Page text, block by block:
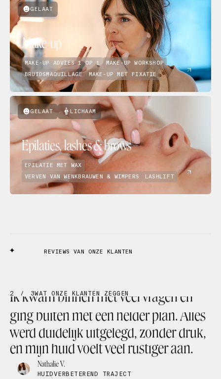
GELAAT
Make-up
MAKE-UP ADVIES 1 OP 1
MAKE-UP WORKSHOP
BRUIDSMAQUILLAGE
MAKE-UP MET FIXATIE
GELAAT LICHAAM
Epilaties, lashes & brows
EPILATIE MET WAX
VERVEN VAN WENKBRAUWEN & WIMPERS
LASHLIFT
REVIEWS VAN ONZE KLANTEN
3 / 3WAT ONZE KLANTEN ZEGGEN
Decombinatievanexpertiseen
zachtheidmaaktvoormijhetverschil.
Jevoeltdatelkestapbewustgekozen
wordtvoorjouwhuid.
CharlotteM.
FACIALBEHANDELING